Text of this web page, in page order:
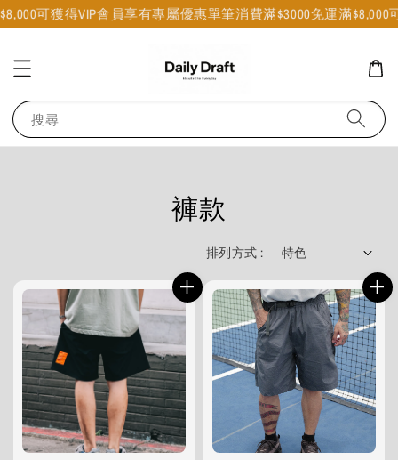
可獲得VIP會員享有專屬優惠單筆消費滿$3000免運滿$8,000可獲
搜尋
褲款
排列方式 :